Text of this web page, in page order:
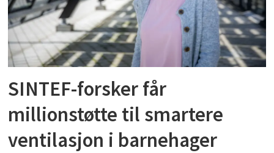
SINTEF-forsker får
millionstøtte til smartere
ventilasjon i barnehager